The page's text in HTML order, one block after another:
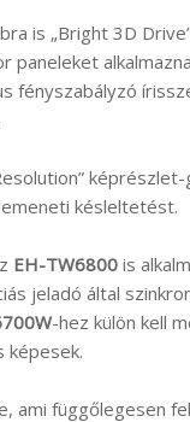
is „Bright 3D
fényszabályzó
késleltetést.
EH-TW6800 is
jeladó által
-hez külön kell
képesek.
ami függőlegesen